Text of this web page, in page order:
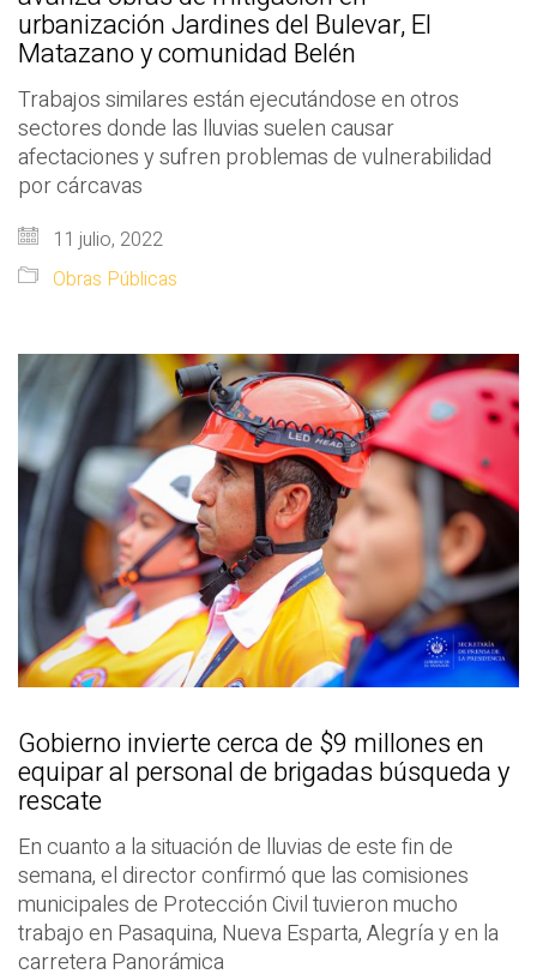
urbanización Jardines del Bulevar, El
Matazano y comunidad Belén
Trabajos similares están ejecutándose en otros
sectores donde las lluvias suelen causar
afectaciones y sufren problemas de vulnerabilidad
por cárcavas
11 julio, 2022
Obras Públicas
Gobierno invierte cerca de $9 millones en
equipar al personal de brigadas búsqueda y
rescate
En cuanto a la situación de lluvias de este fin de
semana, el director confirmó que las comisiones
municipales de Protección Civil tuvieron mucho
trabajo en Pasaquina, Nueva Esparta, Alegría y en la
carretera Panorámica